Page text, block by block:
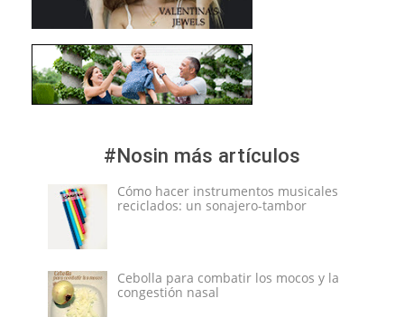
#Nosin más artículos
Cómo hacer instrumentos musicales
reciclados: un sonajero-tambor
Cebolla para combatir los mocos y la
congestión nasal